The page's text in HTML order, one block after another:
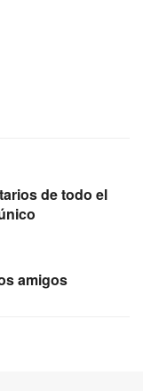
de todo el
amigos